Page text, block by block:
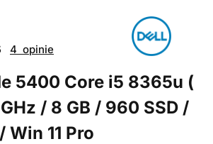
4 opinie
5400 Core i5 8365u (
/ 8 GB / 960 SSD /
Win 11 Pro